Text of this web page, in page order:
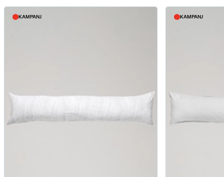
KAMPANJ KAMPANJ